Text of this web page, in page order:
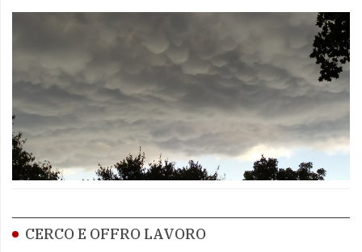
CERCO E OFFRO LAVORO